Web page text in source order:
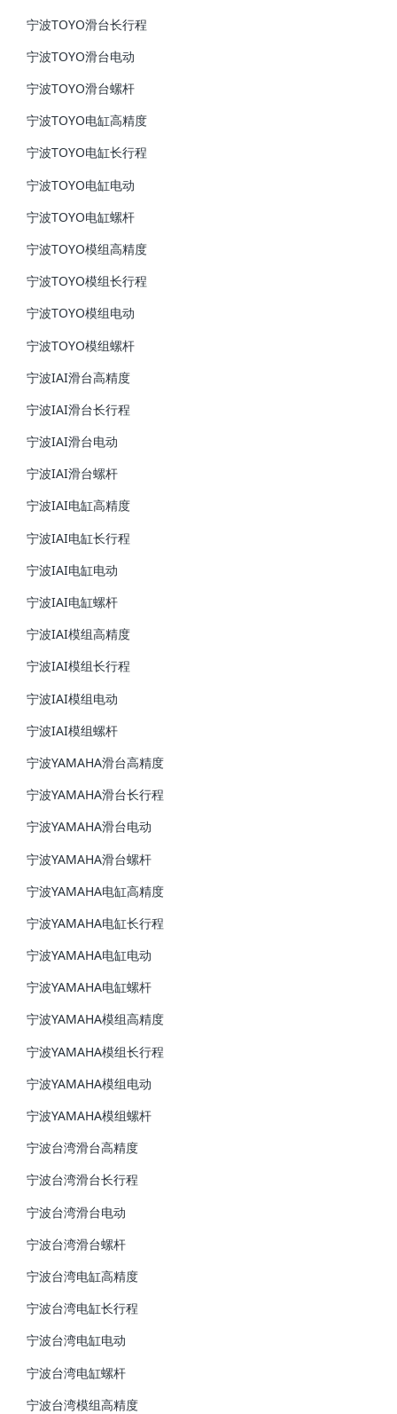
宁波TOYO滑台长行程
宁波TOYO滑台电动
宁波TOYO滑台螺杆
宁波TOYO电缸高精度
宁波TOYO电缸长行程
宁波TOYO电缸电动
宁波TOYO电缸螺杆
宁波TOYO模组高精度
宁波TOYO模组长行程
宁波TOYO模组电动
宁波TOYO模组螺杆
宁波IAI滑台高精度
宁波IAI滑台长行程
宁波IAI滑台电动
宁波IAI滑台螺杆
宁波IAI电缸高精度
宁波IAI电缸长行程
宁波IAI电缸电动
宁波IAI电缸螺杆
宁波IAI模组高精度
宁波IAI模组长行程
宁波IAI模组电动
宁波IAI模组螺杆
宁波YAMAHA滑台高精度
宁波YAMAHA滑台长行程
宁波YAMAHA滑台电动
宁波YAMAHA滑台螺杆
宁波YAMAHA电缸高精度
宁波YAMAHA电缸长行程
宁波YAMAHA电缸电动
宁波YAMAHA电缸螺杆
宁波YAMAHA模组高精度
宁波YAMAHA模组长行程
宁波YAMAHA模组电动
宁波YAMAHA模组螺杆
宁波台湾滑台高精度
宁波台湾滑台长行程
宁波台湾滑台电动
宁波台湾滑台螺杆
宁波台湾电缸高精度
宁波台湾电缸长行程
宁波台湾电缸电动
宁波台湾电缸螺杆
宁波台湾模组高精度